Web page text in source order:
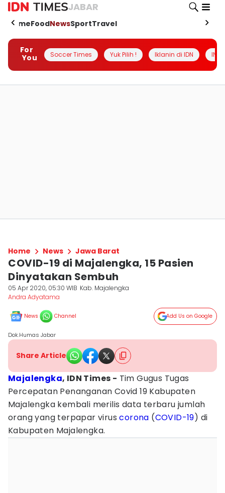
JABAR
HomeFoodNewsSportTravel
For
You
Soccer Times Yuk Pilih ! Iklanin di IDN
Home News Jawa Barat
COVID-19 di Majalengka, 15 Pasien
Dinyatakan Sembuh
05 Apr 2020, 05:30 WIB Kab. Majalengka
Andra Adyatama
News Channel Add Us on Google
Dok.Humas Jabar
Share Article
Majalengka, IDN Times - Tim Gugus Tugas
Percepatan Penanganan Covid 19 Kabupaten
Majalengka kembali merilis data terbaru jumlah
orang yang terpapar viruscorona (COVID-19) di
Kabupaten Majalengka.